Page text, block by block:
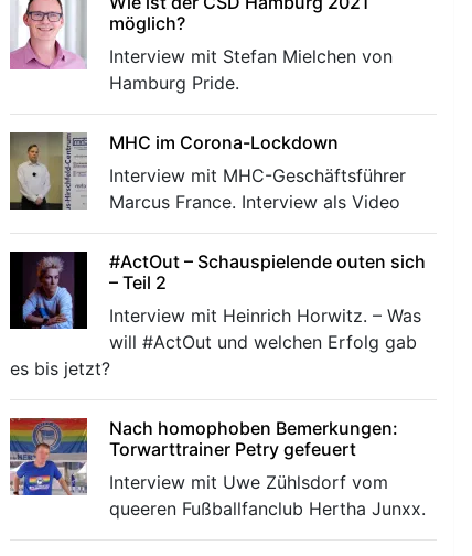
möglich?
Interview mit Stefan Mielchen von
Hamburg Pride.
MHC im Corona-Lockdown
Interview mit MHC-Geschäftsführer
Marcus France. Interview als Video
#ActOut – Schauspielende outen sich
– Teil 2
Interview mit Heinrich Horwitz. – Was
will #ActOut und welchen Erfolg gab
es bis jetzt?
Nach homophoben Bemerkungen:
Torwarttrainer Petry gefeuert
Interview mit Uwe Zühlsdorf vom
queeren Fußballfanclub Hertha Junxx.